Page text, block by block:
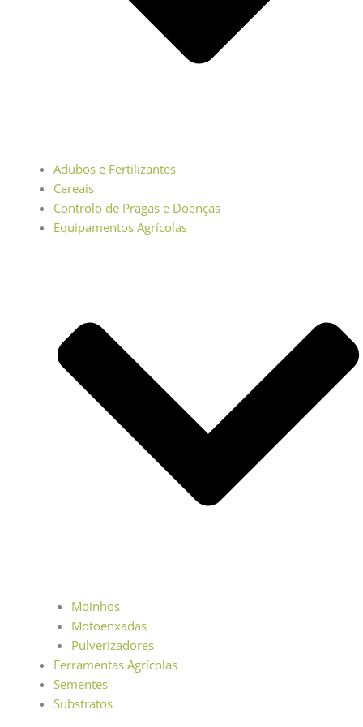
Adubos e Fertilizantes
Cereais
Controlo de Pragas e Doenças
Equipamentos Agrícolas
Moínhos
Motoenxadas
Pulverizadores
Ferramentas Agrícolas
Sementes
Substratos